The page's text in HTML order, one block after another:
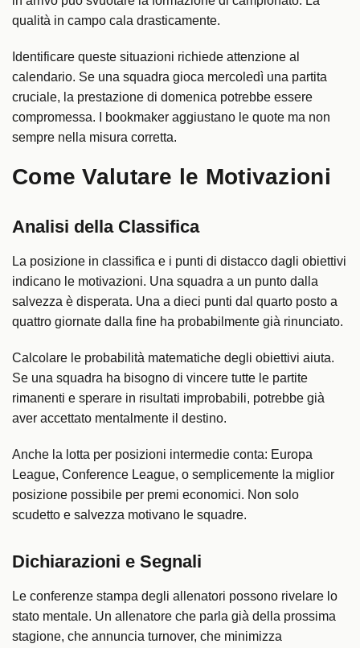
qualità in campo cala drasticamente.
Identificare queste situazioni richiede attenzione al
calendario. Se una squadra gioca mercoledì una partita
cruciale, la prestazione di domenica potrebbe essere
compromessa. I bookmaker aggiustano le quote ma non
sempre nella misura corretta.
Come Valutare le Motivazioni
Analisi della Classifica
La posizione in classifica e i punti di distacco dagli obiettivi
indicano le motivazioni. Una squadra a un punto dalla
salvezza è disperata. Una a dieci punti dal quarto posto a
quattro giornate dalla fine ha probabilmente già rinunciato.
Calcolare le probabilità matematiche degli obiettivi aiuta.
Se una squadra ha bisogno di vincere tutte le partite
rimanenti e sperare in risultati improbabili, potrebbe già
aver accettato mentalmente il destino.
Anche la lotta per posizioni intermedie conta: Europa
League, Conference League, o semplicemente la miglior
posizione possibile per premi economici. Non solo
scudetto e salvezza motivano le squadre.
Dichiarazioni e Segnali
Le conferenze stampa degli allenatori possono rivelare lo
stato mentale. Un allenatore che parla già della prossima
stagione, che annuncia turnover, che minimizza